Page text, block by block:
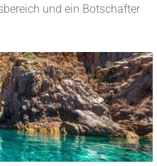
und ein Botschafter